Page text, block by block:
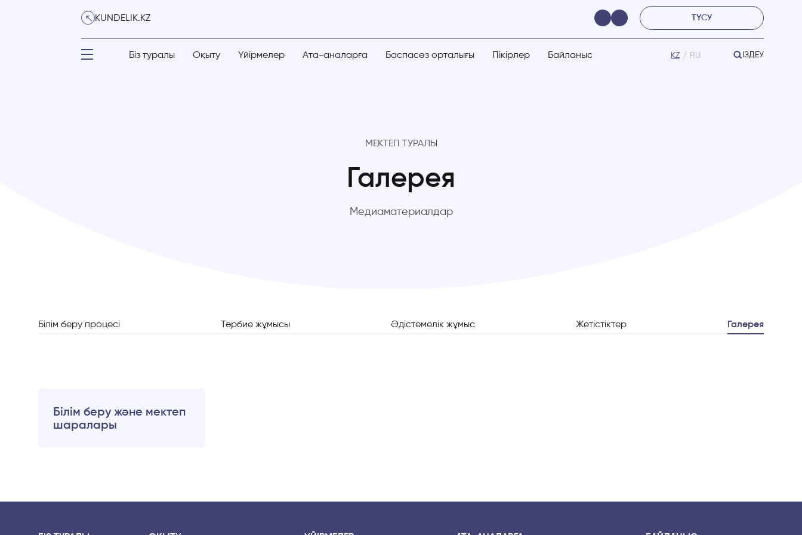
KUNDELIK.KZ ТҮСУ
Біз туралы Оқыту Үйірмелер Ата-аналарға Баспасөз орталығы Пікірлер Байланыс KZ RU ІЗДЕУ
МЕКТЕП ТУРАЛЫ
Галерея
Медиаматериалдар
Білім беру процесі Тәрбие жұмысы Әдістемелік жұмыс Жетістіктер Галерея
Білім беру және мектеп
шаралары